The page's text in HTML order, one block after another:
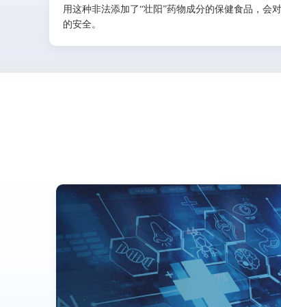
用这种非法添加了“壮阳”药物成分的保健食品，会
的安全。